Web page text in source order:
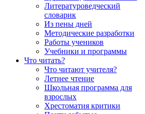
Литературоведческий
словарик
Из пены дней
Методические разработки
Работы учеников
Учебники и программы
Что читать?
Что читают учителя?
Летнее чтение
Школьная программа для
взрослых
Хрестоматия критики